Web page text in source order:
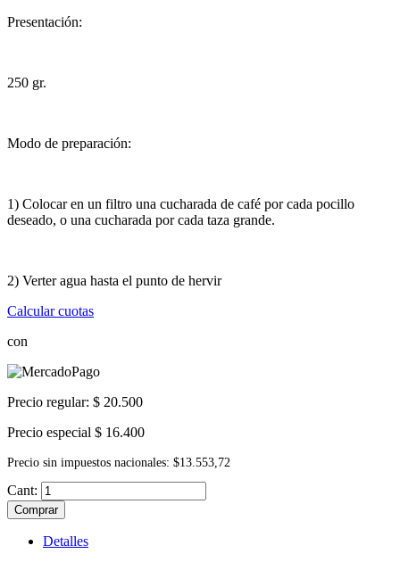
Presentación:
250 gr.
Modo de preparación:
1) Colocar en un filtro una cucharada de café por cada pocillo
deseado, o una cucharada por cada taza grande.
2) Verter agua hasta el punto de hervir
Calcular cuotas
con
Precio regular: $ 20.500
Precio especial $ 16.400
Precio sin impuestos nacionales: $13.553,72
Cant:
Comprar
Detalles